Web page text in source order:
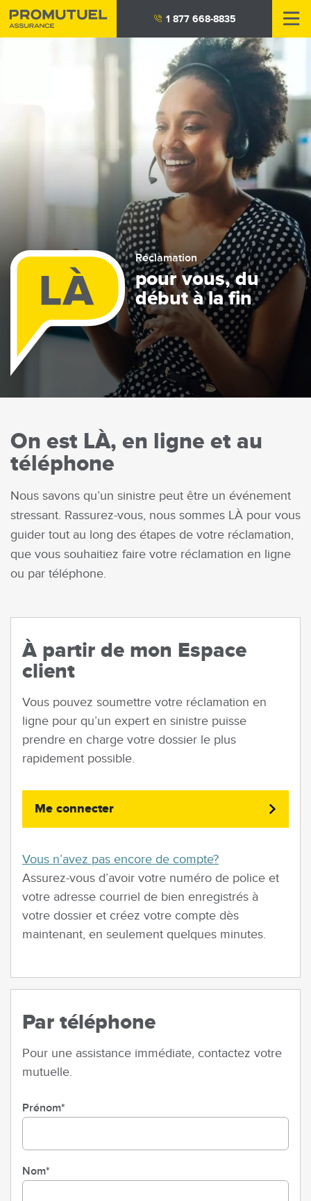
Aller
au
1 877 668-8835
Réclamation
Là
pour vous, du
début à la fin
On est LÀ, en ligne et au
téléphone
Nous savons qu’un sinistre peut être un événement
stressant. Rassurez-vous, nous sommes LÀ pour vous
guider tout au long des étapes de votre réclamation,
que vous souhaitiez faire votre réclamation en ligne
ou par téléphone.
À partir de mon Espace
client
Vous pouvez soumettre votre réclamation en
ligne pour qu’un expert en sinistre puisse
prendre en charge votre dossier le plus
rapidement possible.
Me connecter
Vous n’avez pas encore de compte?
Assurez-vous d’avoir votre numéro de police et
votre adresse courriel de bien enregistrés à
votre dossier et créez votre compte dès
maintenant, en seulement quelques minutes.
Par téléphone
Pour une assistance immédiate, contactez votre
mutuelle.
Prénom
Nom